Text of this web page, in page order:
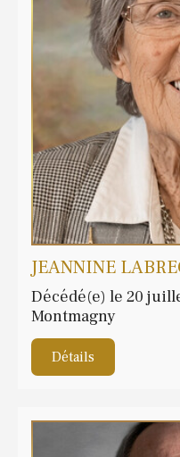
JEANNINE
Décédé(e) le 20
Montmagny
Détails